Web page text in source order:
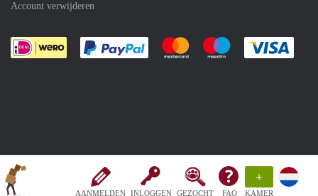
AANMELDEN INLOGGEN GEZOCHT FAQ
+
KAMER
Account verwijderen
Je rekent gemakkelijk af met Paypal
Je rekent gemakkelijk af met
Je rekent